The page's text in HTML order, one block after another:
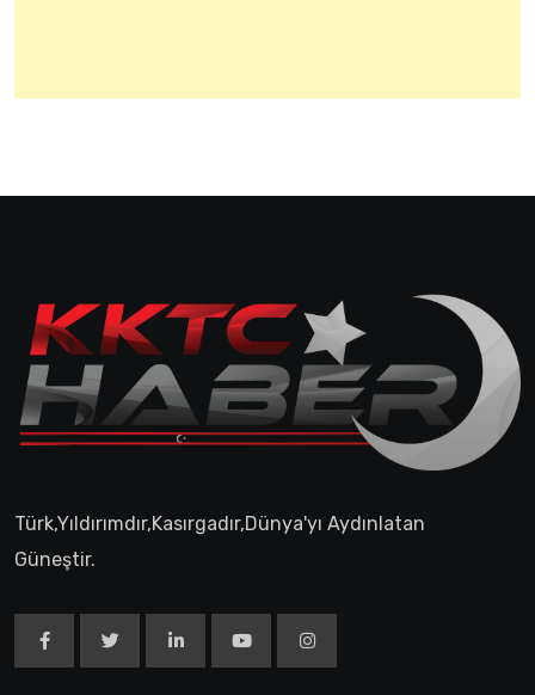
Türk,Yıldırımdır,Kasırgadır,Dünya'yı Aydınlatan
Güneştir.